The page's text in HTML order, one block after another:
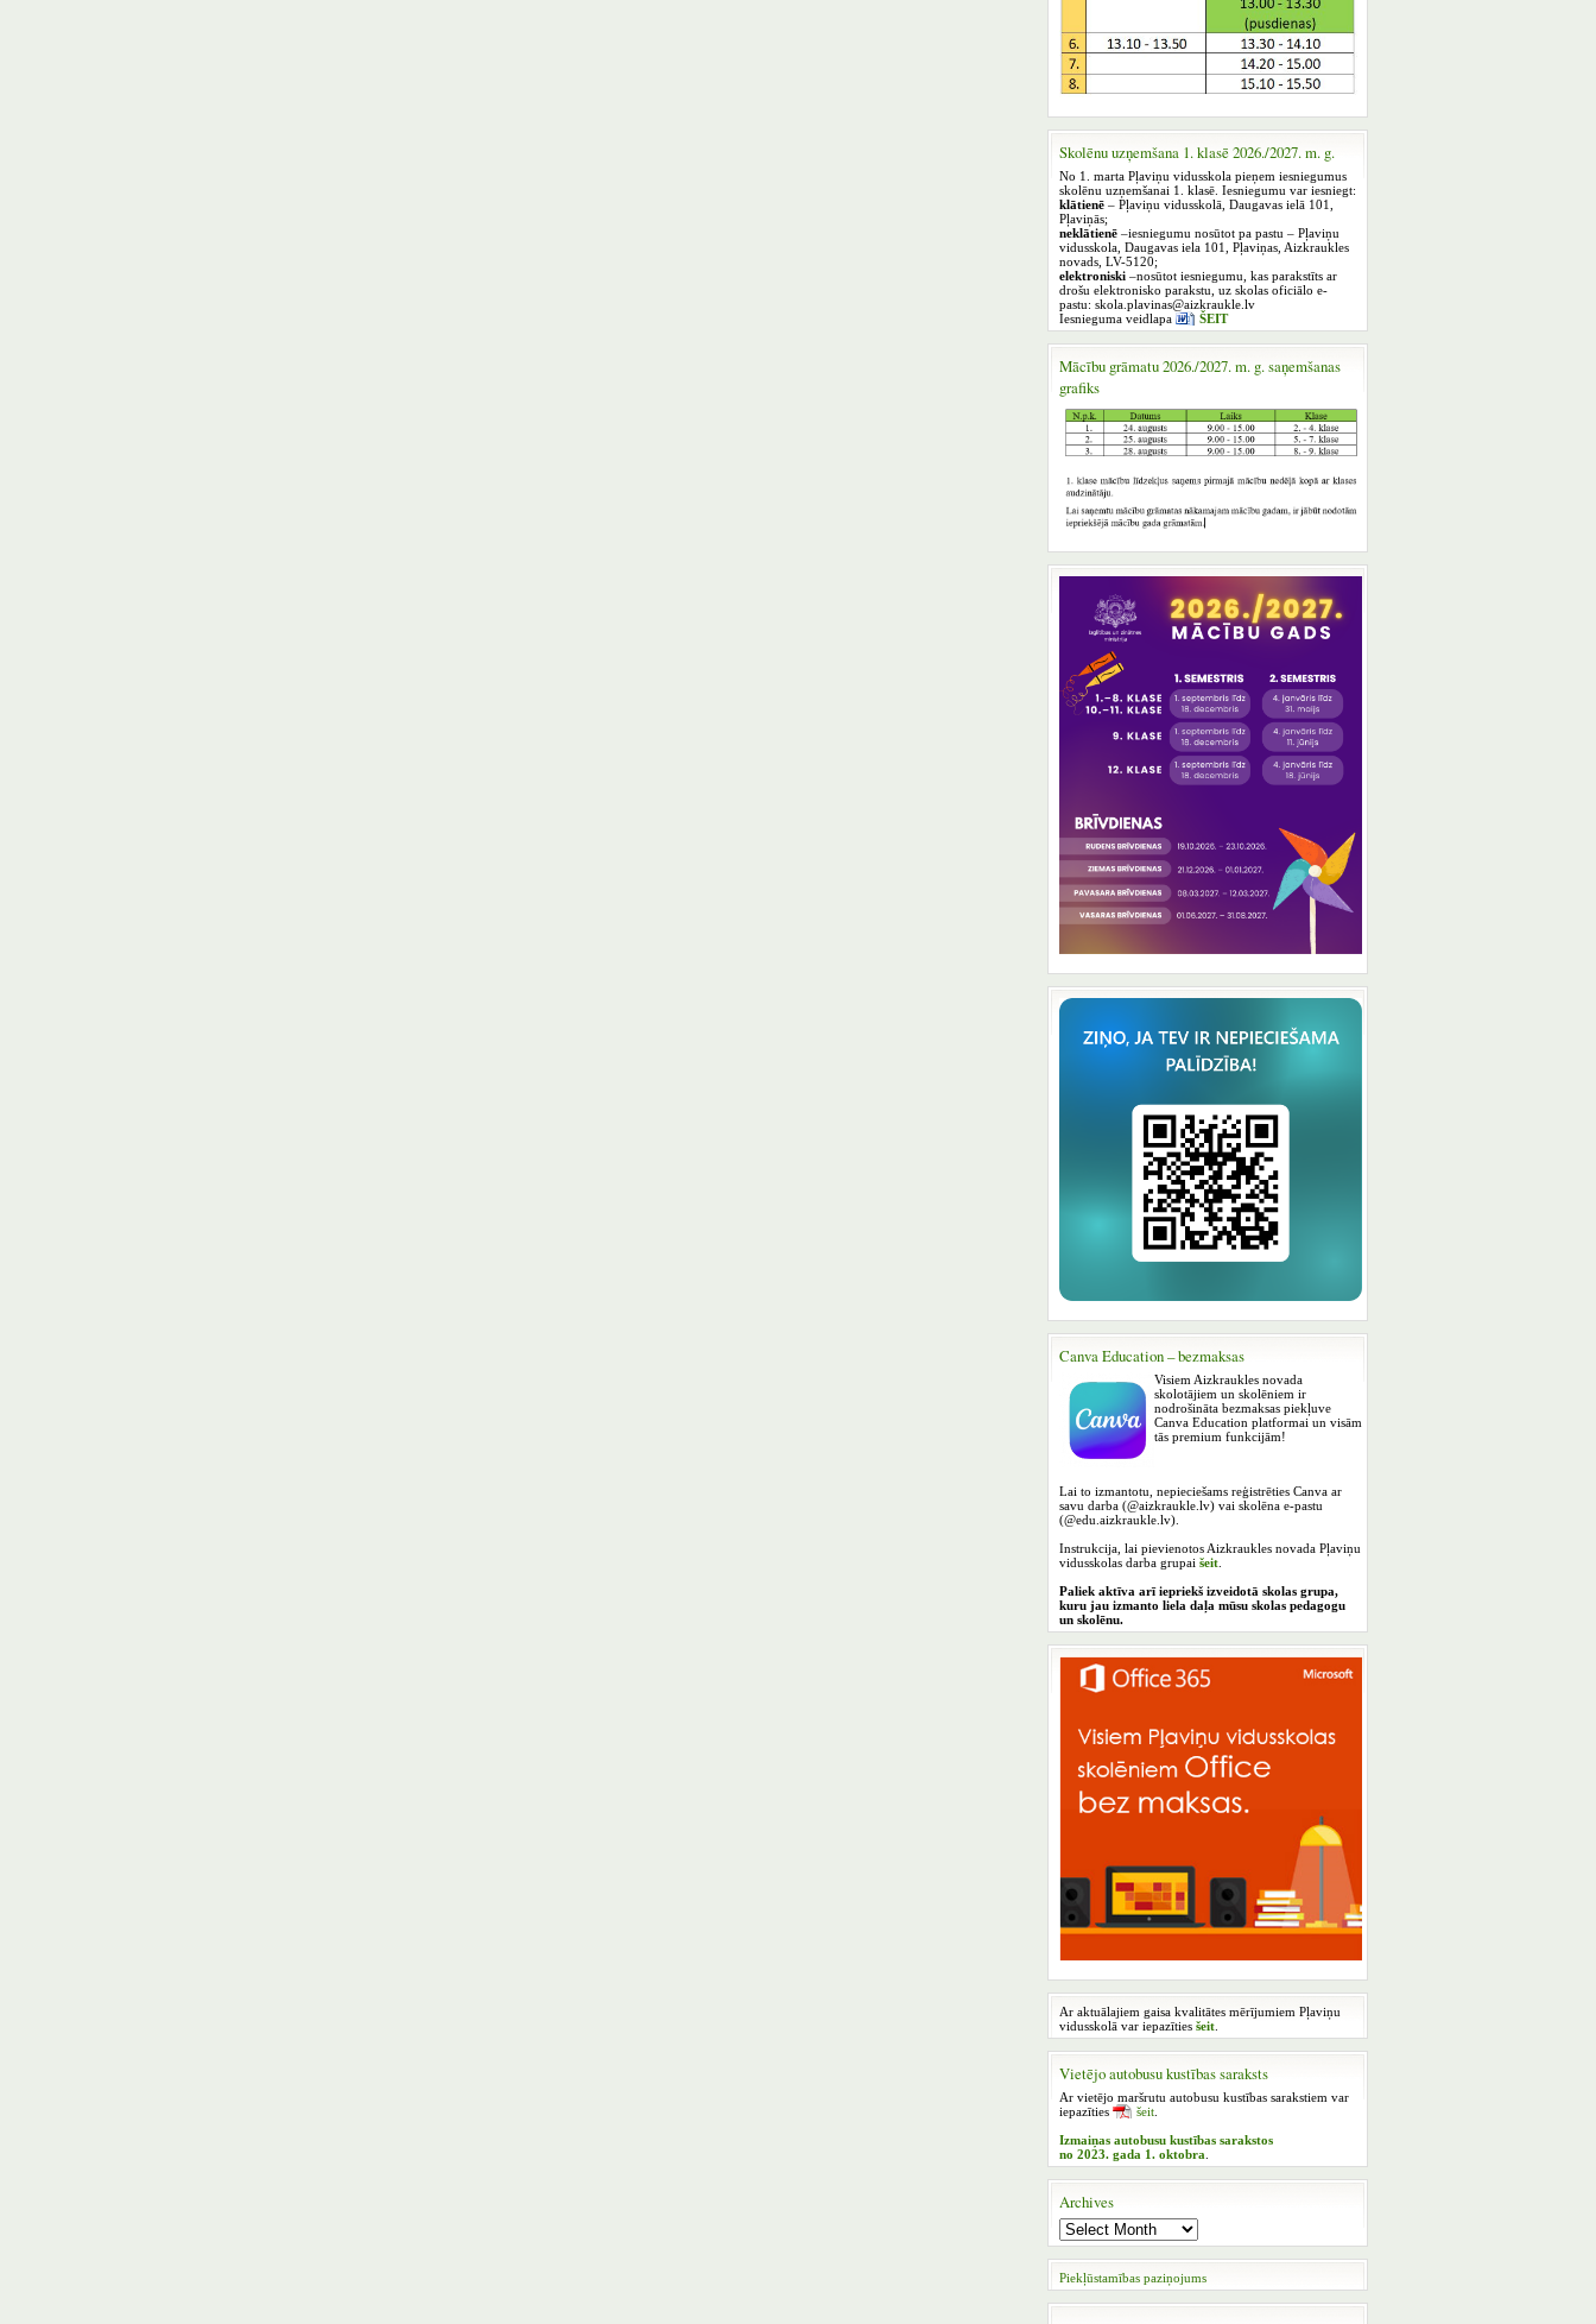
Skolēnu uzņemšana 1. klasē 2026./2027. m. g.
No 1. marta Pļaviņu vidusskola pieņem iesniegumus
skolēnu uzņemšanai 1. klasē. Iesniegumu var iesniegt:
klātienē – Pļaviņu vidusskolā, Daugavas ielā 101,
Pļaviņās;
neklātienē –iesniegumu nosūtot pa pastu – Pļaviņu
vidusskola, Daugavas iela 101, Pļaviņas, Aizkraukles
novads, LV-5120;
elektroniski –nosūtot iesniegumu, kas parakstīts ar
drošu elektronisko parakstu, uz skolas oficiālo e-
pastu: skola.plavinas@aizkraukle.lv
Iesnieguma veidlapa
ŠEIT
Mācību grāmatu 2026./2027. m. g. saņemšanas
grafiks
Canva Education – bezmaksas
Visiem Aizkraukles novada
skolotājiem un skolēniem ir
nodrošināta bezmaksas piekļuve
Canva Education platformai un visām
tās premium funkcijām!
Lai to izmantotu, nepieciešams reģistrēties Canva ar
savu darba (@aizkraukle.lv) vai skolēna e-pastu
(@edu.aizkraukle.lv).
Instrukcija, lai pievienotos Aizkraukles novada Pļaviņu
vidusskolas darba grupai šeit.
Paliek aktīva arī iepriekš izveidotā skolas grupa,
kuru jau izmanto liela daļa mūsu skolas pedagogu
un skolēnu.
Ar aktuālajiem gaisa kvalitātes mērījumiem Pļaviņu
vidusskolā var iepazīties šeit
Vietējo autobusu kustības saraksts
Ar vietējo maršrutu autobusu kustības sarakstiem var
iepazīties
šeit
Izmaiņas autobusu kustības sarakstos
no 2023. gada 1. oktobra
Archives
Piekļūstamības paziņojums